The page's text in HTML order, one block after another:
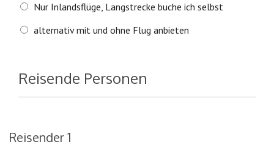
Nur Inlandsflüge, Langstrecke buche ich selbst
alternativ mit und ohne Flug anbieten
Reisende Personen
Reisender 1